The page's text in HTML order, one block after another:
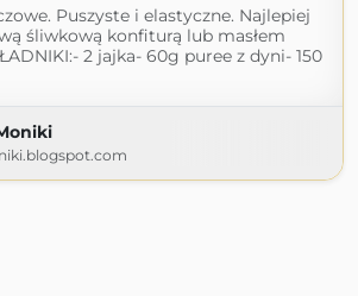
Puszyste i elastyczne. Najlepiej
śliwkową konfiturą lub masłem
2 jajka- 60g puree z dyni- 150